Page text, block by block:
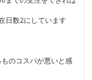
日数2にしています
のコスパが悪いと感